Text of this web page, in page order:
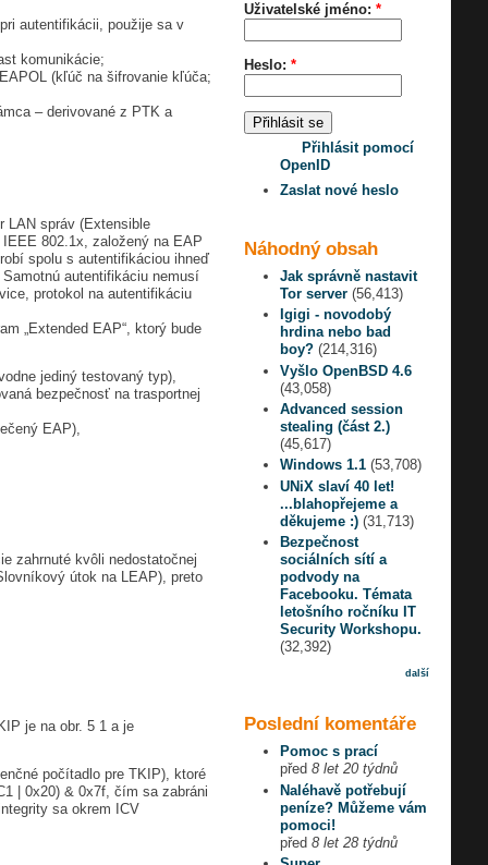
autentifikácii, použije sa v
komunikácie;
(kľúč na šifrovanie kľúča;
– derivované z PTK a
LAN správ (Extensible
802.1x, založený na EAP
spolu s autentifikáciou ihneď
autentifikáciu nemusí
protokol na autentifikáciu
„Extended EAP“, ktorý bude
jediný testovaný typ),
bezpečnosť na trasportnej
EAP),
zahrnuté kvôli nedostatočnej
útok na LEAP), preto
je na obr. 5 1 a je
počítadlo pre TKIP), ktoré
| 0x20) & 0x7f, čím sa zabráni
sa okrem ICV
Uživatelské jméno: *
Heslo: *
Přihlásit pomocí
OpenID
Zaslat nové heslo
Náhodný obsah
Jak správně nastavit
Tor server (56,413)
Igigi - novodobý
hrdina nebo bad
boy? (214,316)
Vyšlo OpenBSD 4.6
(43,058)
Advanced session
stealing (část 2.)
(45,617)
Windows 1.1 (53,708)
UNiX slaví 40 let!
...blahopřejeme a
děkujeme :) (31,713)
Bezpečnost
sociálních sítí a
podvody na
Facebooku. Témata
letošního ročníku IT
Security Workshopu.
(32,392)
další
Poslední komentáře
Pomoc s prací
před 8 let 20 týdnů
Naléhavě potřebují
peníze? Můžeme vám
pomoci!
před 8 let 28 týdnů